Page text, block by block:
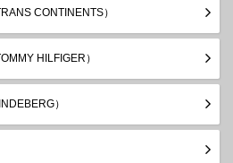
CONTINENTS）
HILFIGER）
）